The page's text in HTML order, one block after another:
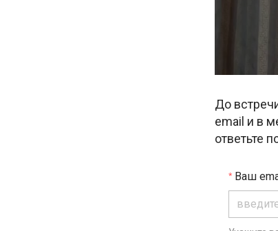
До
email и в
ответьте
Ваш